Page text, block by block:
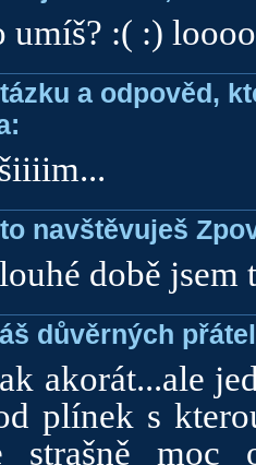
umíš? :( :)
a odpověd,
navštěvuješ
době jsem
důvěrných
akorát...ale
plínek s
strašně